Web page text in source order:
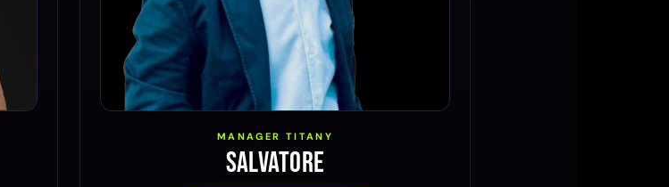
MANAGER TITANY
Salvatore